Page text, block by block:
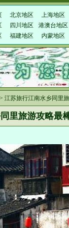
北京地区
上海地区
四川地区
港澳台地区
福建地区 内蒙地区
> 江苏旅行江南水乡同里
里旅游攻略最